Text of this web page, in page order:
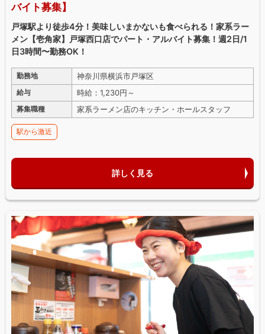
バイト募集】
戸塚駅より徒歩4分！美味しいまかないも食べられる！家系ラー
メン【壱角家】戸塚西口店でパート・アルバイト募集！週2日/1
日3時間〜勤務OK！
勤務地 神奈川県横浜市戸塚区
給与 時給：1,230円～
募集職種 家系ラーメン店のキッチン・ホールスタッフ
駅から激近
詳しく見る